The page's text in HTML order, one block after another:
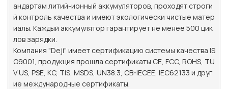
андартам литий-ионный аккумуляторов, проходят строги
й контроль качества и имеют экологически чистые матер
иалы. Каждый аккумулятор гарантирует не менее 500 цик
лов зарядки.
Компания "Deji" имеет сертификацию системы качества IS
O9001, продукция прошла сертификаты CE, FCC, ROHS, TU
V US, PSE, KC, TIS, MSDS, UN38.3, CB-IECEE, IEC62133 и друг
ие международные сертификаты.